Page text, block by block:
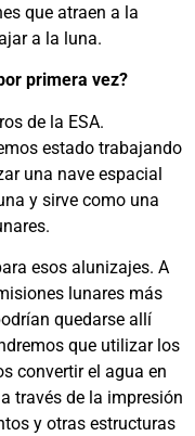
que atraen a la
a la luna.
primera vez?
de la ESA.
estado trabajando
una nave espacial
y sirve como una
esos alunizajes. A
lunares más
quedarse allí
que utilizar los
convertir el agua en
través de la impresión
y otras estructuras